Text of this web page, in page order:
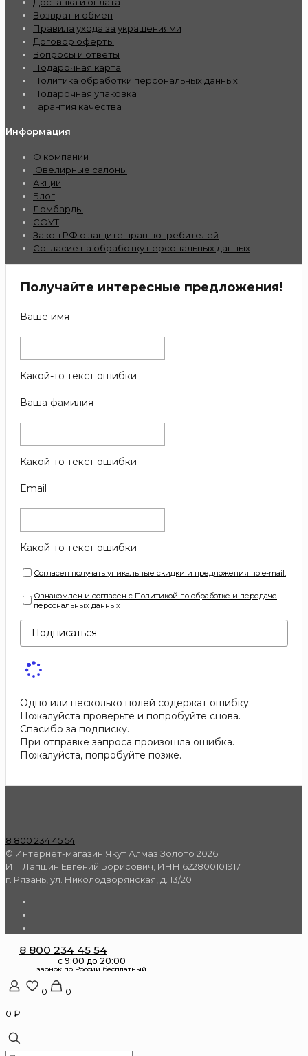
Возврат и обмен
Правила ухода за украшениями
Договор оферты
Вопросы и ответы
Подарочная карта
Политика обработки персональных данных
Подарочная упаковка
Гарантия качества
Информация
О компании
Ювелирные салоны
Акции
Блог
Ломбарды
СОУТ
Закон РФ о защите прав потребителей
Согласие на обработку персональных данных
Получайте интересные предложения!
Ваше имя
Какой-то текст ошибки
Ваша фамилия
Какой-то текст ошибки
Email
Какой-то текст ошибки
Согласен получать уникальные скидки и предложения по e-mail.
Ознакомлен и согласен с Политикой по обработке и передаче
персональных данных
Подписаться
Одно или несколько полей содержат ошибку.
Пожалуйста проверьте и попробуйте снова.
Спасибо за подписку.
При отправке запроса произошла ошибка.
Пожалуйста, попробуйте позже.
8 800 234 45 54
© Интернет-магазин Якут Алмаз Золото 2026
ИП Лапшин Евгений Борисович, ИНН 622800101917
г. Рязань, ул. Николодворянская, д. 13/20
8 800 234 45 54
0
0
0 ₽